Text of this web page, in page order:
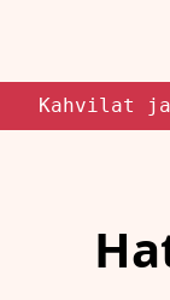
Kahvilat